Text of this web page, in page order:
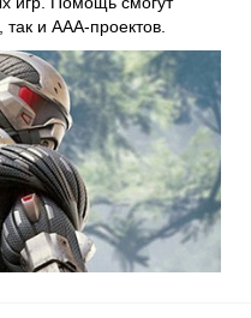
и AAA-проектов.